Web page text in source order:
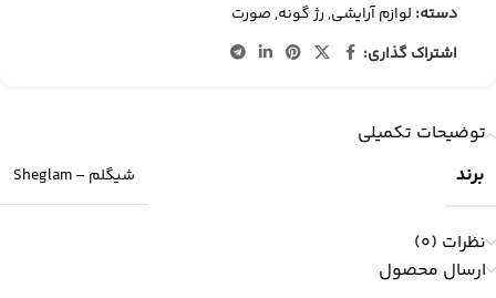
دسته: لوازم آرایشی,رژ گونه,صورت
اشتراک گذاری:
توضیحات تکمیلی
برند
شیگلم – Sheglam
نظرات (0)
ارسال محصول